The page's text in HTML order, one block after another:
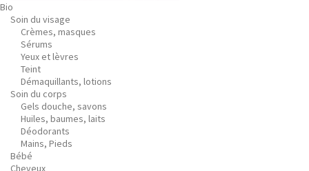
Bio
Soin du visage
Crèmes, masques
Sérums
Yeux et lèvres
Teint
Démaquillants, lotions
Soin du corps
Gels douche, savons
Huiles, baumes, laits
Déodorants
Mains, Pieds
Bébé
Cheveux